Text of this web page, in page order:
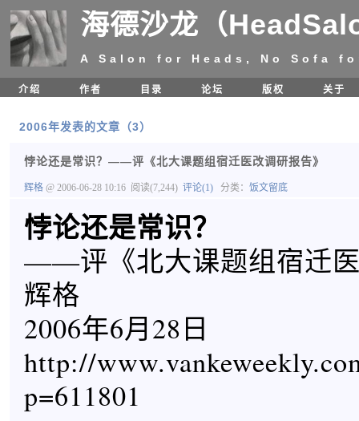
海德沙龙（
A Salon for Heads, No Sofa
介绍 作者 目录 论坛 版权 关于
2006年发表的文章（3）
悖论还是常识？——评《北大课题组宿迁医改调研报告》
辉格 @ 2006-06-28 10:16 阅读(7,244) 评论(1) 分类： 饭文留底
悖论还是常识？
——评《北大课题组宿迁
辉格
2006年6月28日
http://
p=611801